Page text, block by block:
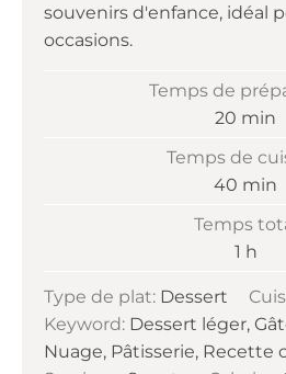
souvenirs d'enfance, idéal
occasions.
Temps de
20 min
Temps de
40 min
Temps
1 heure
h
Type de plat: Dessert
Keyword: Dessert léger,
Nuage, Pâtisserie, Recette